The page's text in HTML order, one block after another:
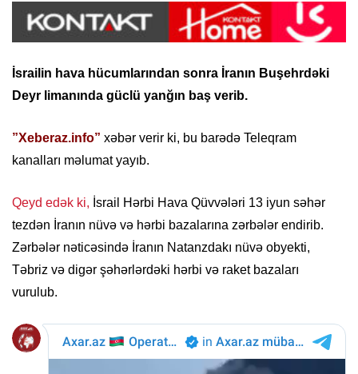
İsrailin hava hücumlarından sonra İranın Buşehrdəki
Deyr limanında güclü yanğın baş verib.
”Xeberaz.info” xəbər verir ki, bu barədə Teleqram
kanalları məlumat yayıb.
Qeyd edək ki, İsrail Hərbi Hava Qüvvələri 13 iyun səhər
tezdən İranın nüvə və hərbi bazalarına zərbələr endirib.
Zərbələr nəticəsində İranın Natanzdakı nüvə obyekti,
Təbriz və digər şəhərlərdəki hərbi və raket bazaları
vurulub.